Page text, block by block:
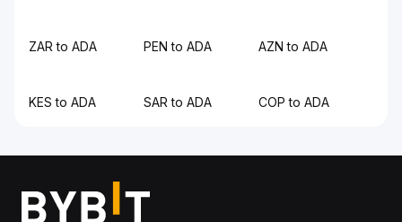
ZAR to ADA PEN to ADA AZN to ADA
KES to ADA SAR to ADA COP to ADA